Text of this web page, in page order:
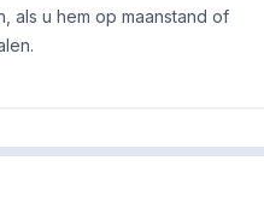
als u hem op maanstand of